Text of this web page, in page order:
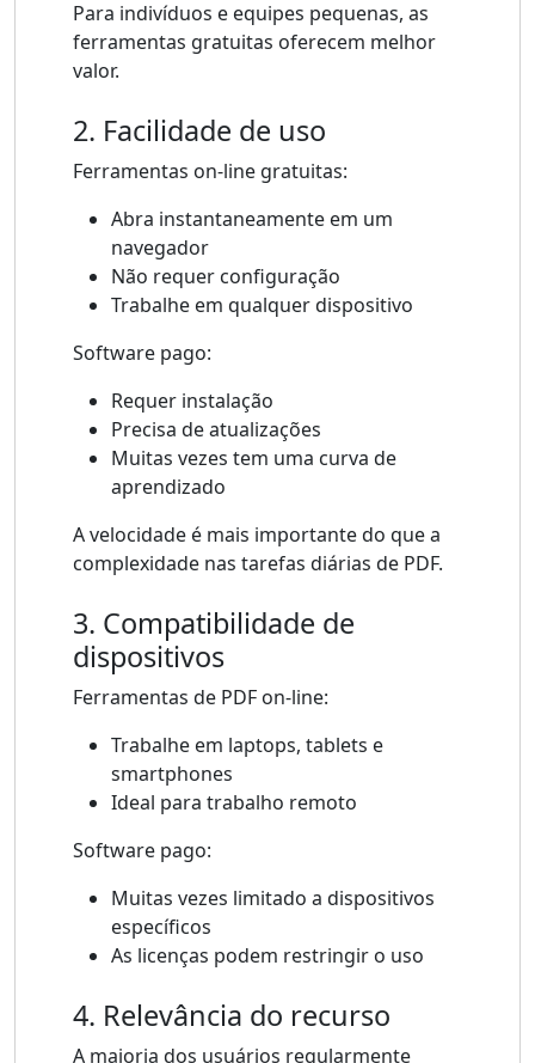
Para indivíduos e equipes pequenas, as
ferramentas gratuitas oferecem melhor
valor.
2. Facilidade de uso
Ferramentas on-line gratuitas:
Abra instantaneamente em um
navegador
Não requer configuração
Trabalhe em qualquer dispositivo
Software pago:
Requer instalação
Precisa de atualizações
Muitas vezes tem uma curva de
aprendizado
A velocidade é mais importante do que a
complexidade nas tarefas diárias de PDF.
3. Compatibilidade de
dispositivos
Ferramentas de PDF on-line:
Trabalhe em laptops, tablets e
smartphones
Ideal para trabalho remoto
Software pago:
Muitas vezes limitado a dispositivos
específicos
As licenças podem restringir o uso
4. Relevância do recurso
A maioria dos usuários regularmente